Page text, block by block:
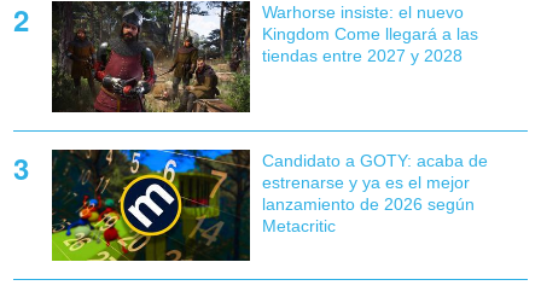
Warhorse insiste: el nuevo
Kingdom Come llegará a las
tiendas entre 2027 y 2028
Candidato a GOTY: acaba de
estrenarse y ya es el mejor
lanzamiento de 2026 según
Metacritic